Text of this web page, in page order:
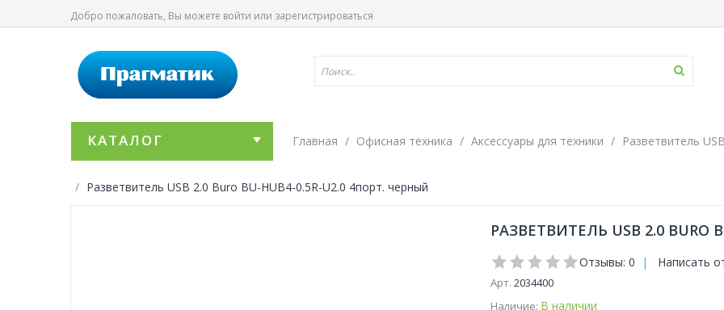
Добро пожаловать, Вы можете войти или зарегистрироваться
КАТАЛОГ Главная Офисная техника Аксессуары для техники Разветвитель USB
Разветвитель USB 2.0 Buro BU-HUB4-0.5R-U2.0 4порт. черный
РАЗВЕТВИТЕЛЬ USB 2.0 BURO
Отзывы: 0 | Написать
Арт. 2034400
Наличие: В наличии